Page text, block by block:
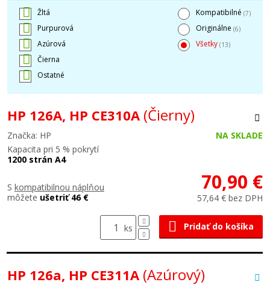
Žltá
Purpurová
Azúrová
Čierna
Ostatné
Kompatibilné (7)
Originálne (6)
Všetky (13)
HP 126A, HP CE310A (Čierny)
Značka: HP
NA SKLADE
Kapacita pri 5 % pokrytí
1200 strán A4
S kompatibilnou náplňou
môžete ušetriť 46 €
70,90 €
57,64 € bez DPH
ks Pridať do košíka
HP 126a, HP CE311A (Azúrový)